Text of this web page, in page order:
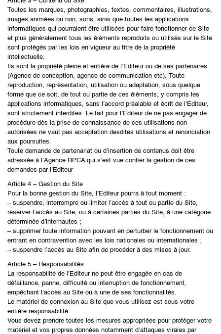
Toutes les marques, photographies, textes, commentaires, illustrations,
images animées ou non, sons, ainsi que toutes les applications
informatiques qui pourraient être utilisées pour faire fonctionner ce Site
et plus généralement tous les éléments reproduits ou utilisés sur le Site
sont protégés par les lois en vigueur au titre de la propriété
intellectuelle.
Ils sont la propriété pleine et entière de l’Editeur ou de ses partenaires
(Agence de conception, agence de communication etc). Toute
reproduction, représentation, utilisation ou adaptation, sous quelque
forme que ce soit, de tout ou partie de ces éléments, y compris les
applications informatiques, sans l’accord préalable et écrit de l’Editeur,
sont strictement interdites. Le fait pour l’Editeur de ne pas engager de
procédure dès la prise de connaissance de ces utilisations non
autorisées ne vaut pas acceptation desdites utilisations et renonciation
aux poursuites.
Toute demande de partenariat ou d’insertion de contenus doit être
adressée à l’Agence RPCA qui s’est vue confier la gestion de ces
demandes par l’Editeur
Article 4 – Gestion du Site
Pour la bonne gestion du Site, l’Editeur pourra à tout moment :
– suspendre, interrompre ou limiter l’accès à tout ou partie du Site,
réserver l’accès au Site, ou à certaines parties du Site, à une catégorie
déterminée d’internautes ;
– supprimer toute information pouvant en perturber le fonctionnement ou
entrant en contravention avec les lois nationales ou internationales ;
– suspendre l’accès au Site afin de procéder à des mises à jour.
Article 5 – Responsabilités
La responsabilité de l’Editeur ne peut être engagée en cas de
défaillance, panne, difficulté ou interruption de fonctionnement,
empêchant l’accès au Site ou à une de ses fonctionnalités.
Le matériel de connexion au Site que vous utilisez est sous votre
entière responsabilité.
Vous devez prendre toutes les mesures appropriées pour protéger votre
matériel et vos propres données notamment d’attaques virales par